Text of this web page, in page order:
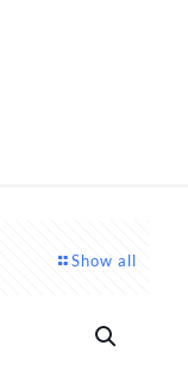
Show all